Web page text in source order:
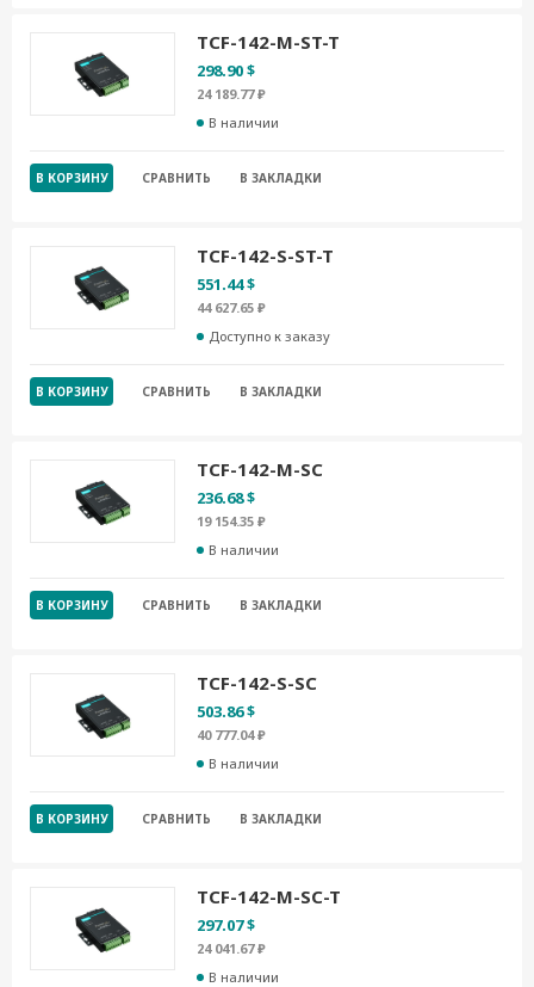
TCF-142-M-ST-T
298.90 $
24 189.77 ₽
В наличии
В КОРЗИНУ СРАВНИТЬ В ЗАКЛАДКИ
TCF-142-S-ST-T
551.44 $
44 627.65 ₽
Доступно к заказу
В КОРЗИНУ СРАВНИТЬ В ЗАКЛАДКИ
TCF-142-M-SC
236.68 $
19 154.35 ₽
В наличии
В КОРЗИНУ СРАВНИТЬ В ЗАКЛАДКИ
TCF-142-S-SC
503.86 $
40 777.04 ₽
В наличии
В КОРЗИНУ СРАВНИТЬ В ЗАКЛАДКИ
TCF-142-M-SC-T
297.07 $
24 041.67 ₽
В наличии